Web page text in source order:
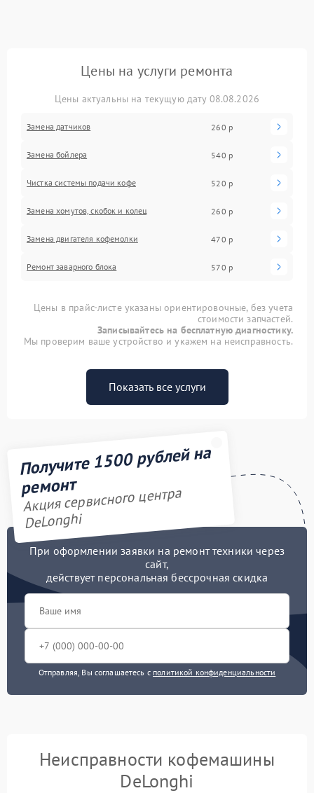
Цены на услуги ремонта
Цены актуальны на текущую дату 08.08.2026
Замена датчиков 260 р
Замена бойлера 540 р
Чистка системы подачи кофе 520 р
Замена хомутов, скобок и колец 260 р
Замена двигателя кофемолки 470 р
Ремонт заварного блока 570 р
Цены в прайс-листе указаны ориентировочные, без учета
стоимости запчастей.
Записывайтесь на бесплатную диагностику.
Мы проверим ваше устройство и укажем на неисправность.
Показать все услуги
Получите 1500 рублей на
ремонт
Акция сервисного центра
DeLonghi
При оформлении заявки на ремонт техники через
сайт,
действует персональная бессрочная скидка
Отправляя, Вы соглашаетесь с политикой конфиденциальности
Неисправности кофемашины
DeLonghi